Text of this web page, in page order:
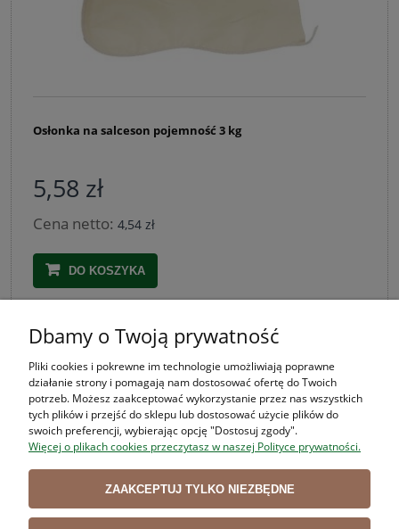
Osłonka na salceson pojemność 3 kg
5,58 zł
Cena netto: 4,54 zł
DO KOSZYKA
ZAKUPY
POMOC
MOJE KONTO
INFORMACJE
Dbamy o Twoją prywatność
Pliki cookies i pokrewne im technologie umożliwiają poprawne
działanie strony i pomagają nam dostosować ofertę do Twoich
potrzeb. Możesz zaakceptować wykorzystanie przez nas wszystkich
tych plików i przejść do sklepu lub dostosować użycie plików do
swoich preferencji, wybierając opcję "Dostosuj zgody".
Więcej o plikach cookies przeczytasz w naszej Polityce prywatności.
ZAAKCEPTUJ TYLKO NIEZBĘDNE